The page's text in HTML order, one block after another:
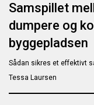
Samspillet
dumpere og
byggepladsen
Sådan sikres et effektivt
Tessa Laursen